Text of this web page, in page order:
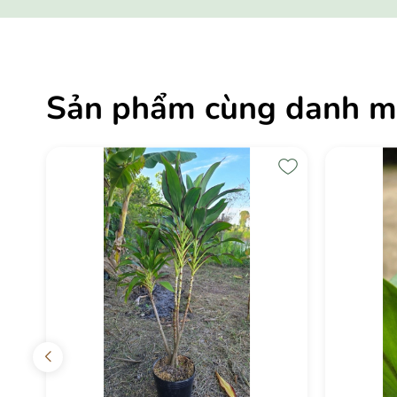
Sản phẩm cùng danh